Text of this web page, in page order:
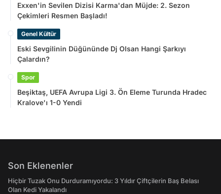
Exxen'in Sevilen Dizisi Karma'dan Müjde: 2. Sezon
Çekimleri Resmen Başladı!
Genel Kültür
Eski Sevgilinin Düğününde Dj Olsan Hangi Şarkıyı
Çalardın?
Spor
Beşiktaş, UEFA Avrupa Ligi 3. Ön Eleme Turunda Hradec
Kralove'ı 1-0 Yendi
Son Eklenenler
Hiçbir Tuzak Onu Durduramıyordu: 3 Yıldır Çiftçilerin Baş Belası
Olan Kedi Yakalandı